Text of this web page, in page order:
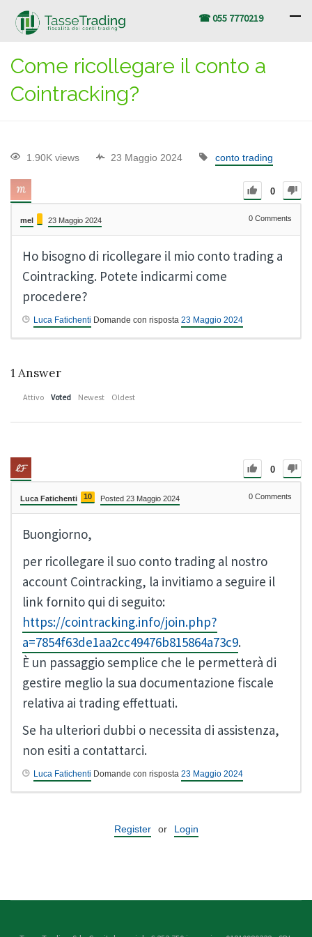
☎ 055 7770219
Come ricollegare il conto a
Cointracking?
1.90K views 23 Maggio 2024 conto trading
0
mel 23 Maggio 2024 0 Comments
Ho bisogno di ricollegare il mio conto trading a
Cointracking. Potete indicarmi come
procedere?
Luca Fatichenti Domande con risposta 23 Maggio 2024
1 Answer
Attivo Voted Newest Oldest
0
Luca Fatichenti 10 Posted 23 Maggio 2024 0 Comments
Buongiorno,
per ricollegare il suo conto trading al nostro
account Cointracking, la invitiamo a seguire il
link fornito qui di seguito:
https://cointracking.info/join.php?
a=7854f63de1aa2cc49476b815864a73c9.
È un passaggio semplice che le permetterà di
gestire meglio la sua documentazione fiscale
relativa ai trading effettuati.
Se ha ulteriori dubbi o necessita di assistenza,
non esiti a contattarci.
Luca Fatichenti Domande con risposta 23 Maggio 2024
Register or Login